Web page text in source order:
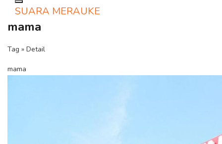
Toggle navigation
SUARA MERAUKE
mama
Tag » Detail
mama